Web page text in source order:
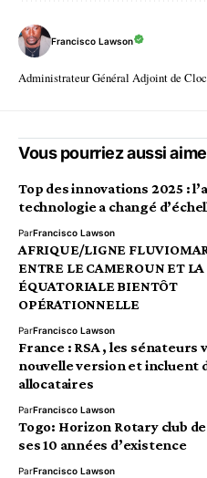
Francisco Lawson
Administrateur Général Adjoint de
Vous pourriez aussi
Top des innovations 2025 :
technologie a changé
ParFrancisco Lawson
AFRIQUE/LIGNE
ENTRE LE CAMEROUN ET
ÉQUATORIALE BIENTÔT
OPÉRATIONNELLE
ParFrancisco Lawson
France : RSA , les sénateurs
nouvelle version et incluent
allocataires
ParFrancisco Lawson
Togo: Horizon Rotary club
ses 10 années d’existence
ParFrancisco Lawson